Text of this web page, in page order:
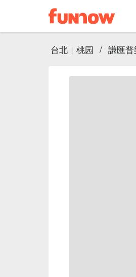
台北｜桃园 / 謙匯